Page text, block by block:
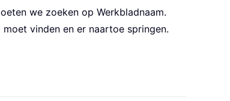
we zoeken op Werkbladnaam.
vinden en er naartoe springen.